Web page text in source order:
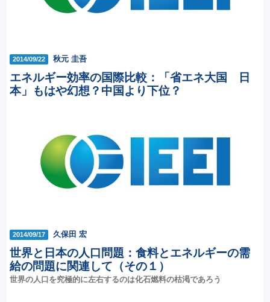
2014/09/22 秋元 圭吾
エネルギー効率の国際比較：「省エネ大国 日
本」もはや幻想？中国より下位？
2014/09/17 久保田 宏
世界と日本の人口問題：食料とエネルギーの需
給の問題に関連して（その１）
世界の人口を究極的に左右するのは化石燃料の枯渇であろう